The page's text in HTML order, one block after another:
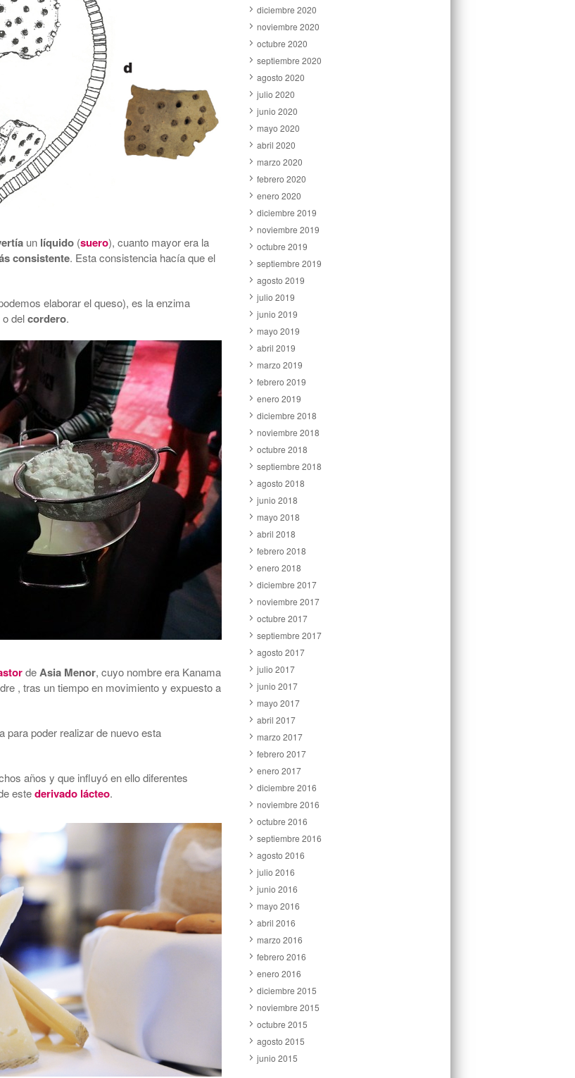
un líquido (suero), cuanto mayor era la
consistente. Esta consistencia hacía que el
elaborar el queso), es la enzima
o delcordero.
deAsia Menor, cuyo nombre era Kanama
, tras un tiempo en movimiento y expuesto a
para poder realizar de nuevo esta
años y que influyó en ello diferentes
estederivado lácteo.
diciembre 2020
noviembre 2020
octubre 2020
septiembre 2020
agosto 2020
julio 2020
junio 2020
mayo 2020
abril 2020
marzo 2020
febrero 2020
enero 2020
diciembre 2019
noviembre 2019
octubre 2019
septiembre 2019
agosto 2019
julio 2019
junio 2019
mayo 2019
abril 2019
marzo 2019
febrero 2019
enero 2019
diciembre 2018
noviembre 2018
octubre 2018
septiembre 2018
agosto 2018
junio 2018
mayo 2018
abril 2018
febrero 2018
enero 2018
diciembre 2017
noviembre 2017
octubre 2017
septiembre 2017
agosto 2017
julio 2017
junio 2017
mayo 2017
abril 2017
marzo 2017
febrero 2017
enero 2017
diciembre 2016
noviembre 2016
octubre 2016
septiembre 2016
agosto 2016
julio 2016
junio 2016
mayo 2016
abril 2016
marzo 2016
febrero 2016
enero 2016
diciembre 2015
noviembre 2015
octubre 2015
agosto 2015
junio 2015